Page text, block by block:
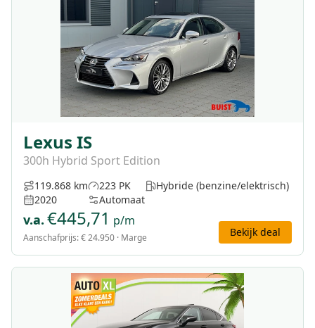
Lexus IS
300h Hybrid Sport Edition
119.868 km
2020
223 PK
Automaat
Hybride (benzine/elektrisch)
v.a. €445,71 p/m
Aanschafprijs:€ 24.950 · Marge Bekijk deal